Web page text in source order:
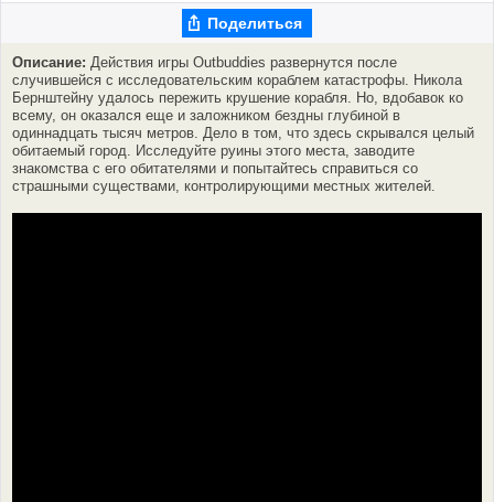
Поделиться
Описание: Действия игры Outbuddies развернутся после
случившейся с исследовательским кораблем катастрофы. Никола
Бернштейну удалось пережить крушение корабля. Но, вдобавок ко
всему, он оказался еще и заложником бездны глубиной в
одиннадцать тысяч метров. Дело в том, что здесь скрывался целый
обитаемый город. Исследуйте руины этого места, заводите
знакомства с его обитателями и попытайтесь справиться со
страшными существами, контролирующими местных жителей.